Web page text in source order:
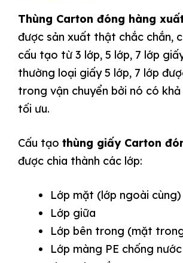
Thùng Carton đóng hàng
được sản xuất thật chắc chắn,
cấu tạo từ 3 lớp, 5 lớp, 7 lớp
thường loại giấy 5 lớp, 7 lớp
trong vận chuyển bởi nó có
tối ưu.
Cấu tạo thùng giấy Carton
được chia thành các lớp:
Lớp mặt (lớp ngoài cùng)
Lớp giữa
Lớp bên trong (mặt
Lớp màng PE chống